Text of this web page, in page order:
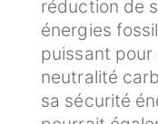
réduction de
énergies
puissant
neutralité
sa sécurité